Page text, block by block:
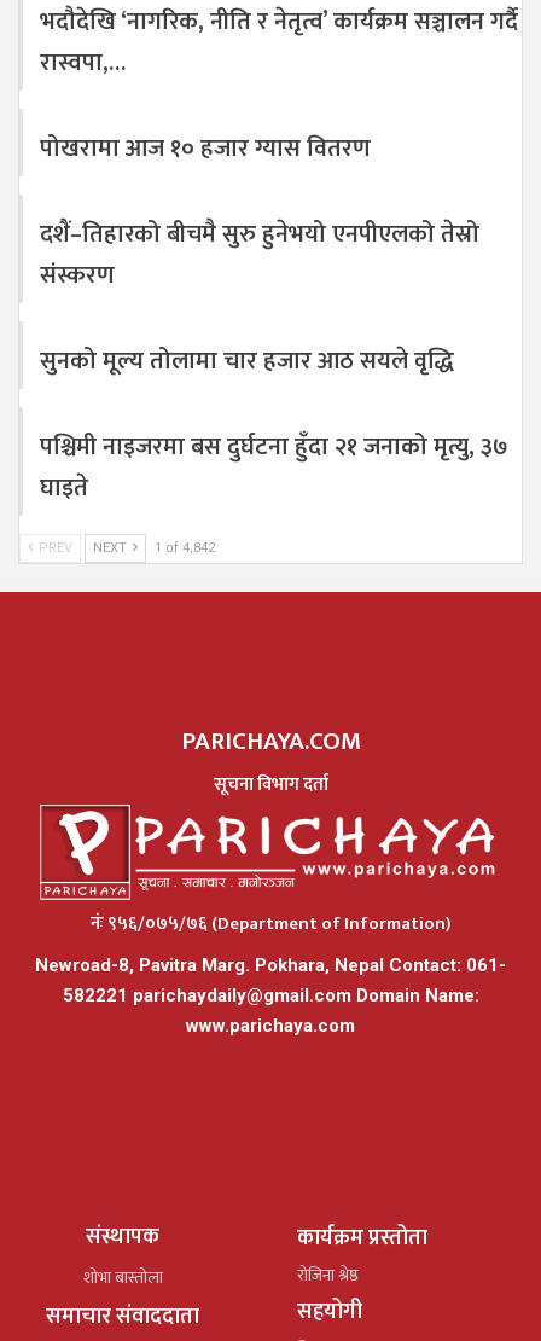
भदौदेखि ‘नागरिक, नीति र नेतृत्व’ कार्यक्रम सञ्चालन गर्दै
रास्वपा,…
पोखरामा आज १० हजार ग्यास वितरण
दशैं–तिहारको बीचमै सुरु हुनेभयो एनपीएलको तेस्रो
संस्करण
सुनको मूल्य तोलामा चार हजार आठ सयले वृद्धि
पश्चिमी नाइजरमा बस दुर्घटना हुँदा २१ जनाको मृत्यु, ३७
घाइते
PREV NEXT 1 of 4,842
PARICHAYA.COM
सूचना विभाग दर्ता
नंः ९५६/०७५/७६ (Department of Information)
Newroad-8, Pavitra Marg. Pokhara, Nepal Contact: 061-
582221 parichaydaily@gmail.comDomain Name:
www.parichaya.com
संस्थापक
शोभा बास्तोला
समाचार संवाददाता
कार्यक्रम प्रस्तोता
रोजिना श्रेष्ठ
सहयोगी